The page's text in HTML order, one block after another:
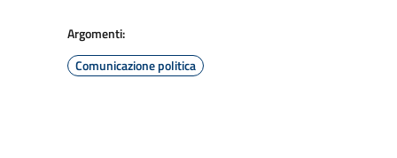
Argomenti:
Comunicazione politica